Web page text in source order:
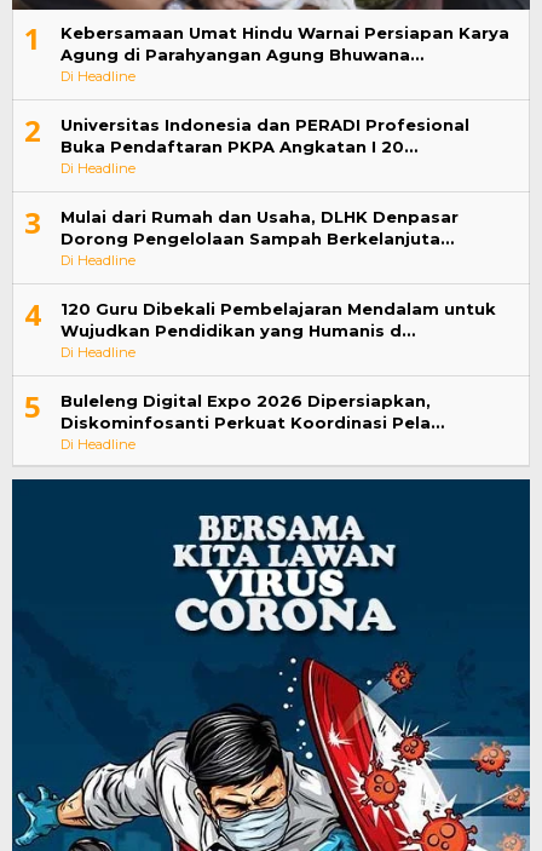
1
Kebersamaan Umat Hindu Warnai Persiapan Karya
Agung di Parahyangan Agung Bhuwana…
Di Headline
2
Universitas Indonesia dan PERADI Profesional
Buka Pendaftaran PKPA Angkatan I 20…
Di Headline
3
Mulai dari Rumah dan Usaha, DLHK Denpasar
Dorong Pengelolaan Sampah Berkelanjuta…
Di Headline
4
120 Guru Dibekali Pembelajaran Mendalam untuk
Wujudkan Pendidikan yang Humanis d…
Di Headline
5
Buleleng Digital Expo 2026 Dipersiapkan,
Diskominfosanti Perkuat Koordinasi Pela…
Di Headline